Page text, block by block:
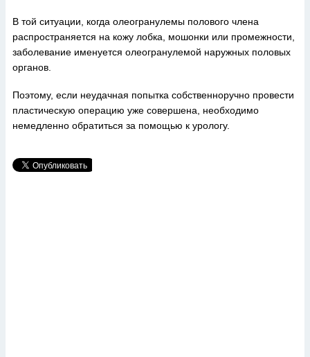
В той ситуации, когда олеогранулемы полового члена
распространяется на кожу лобка, мошонки или промежности,
заболевание именуется олеогранулемой наружных половых
органов.
Поэтому, если неудачная попытка собственноручно провести
пластическую операцию уже совершена, необходимо
немедленно обратиться за помощью к урологу.